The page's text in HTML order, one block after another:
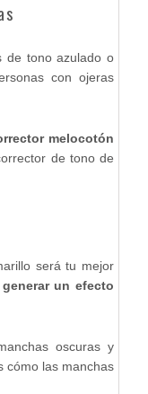
de tono azulado o
con ojeras
melocotón
de tono de
será tu mejor
un efecto
oscuras y
cómo las manchas